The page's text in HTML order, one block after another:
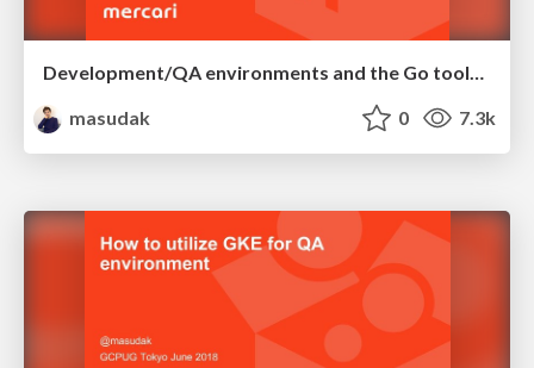
Development/QA environments and the Go tools in it
masudak
0 7.3k